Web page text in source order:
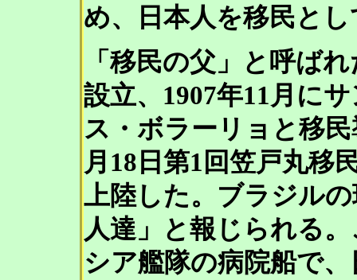
め、日本人を移民と
「移民の父」と呼ば
設立、1907年11月に
ス・ボラーリョと移
月18日第1回笠戸丸移
上陸した。ブラジル
人達」と報じられる
シア艦隊の病院船で